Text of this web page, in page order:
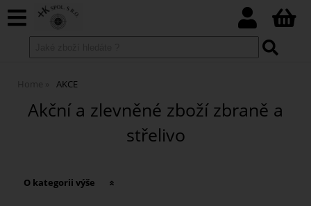
Home AKCE
Akční a zlevněné zboží zbraně a
střelivo
O kategorii výše